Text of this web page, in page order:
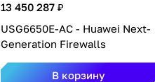
13 450 287 ₽
USG6650E-AC - Huawei Next-
Generation Firewalls
В корзину